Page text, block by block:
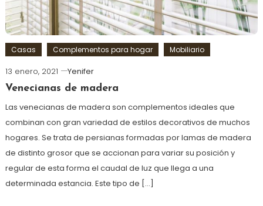
Casas Complementos para hogar Mobiliario
13 enero, 2021
Yenifer
Venecianas de madera
Las venecianas de madera son complementos ideales que
combinan con gran variedad de estilos decorativos de muchos
hogares. Se trata de persianas formadas por lamas de madera
de distinto grosor que se accionan para variar su posición y
regular de esta forma el caudal de luz que llega a una
determinada estancia. Este tipo de […]